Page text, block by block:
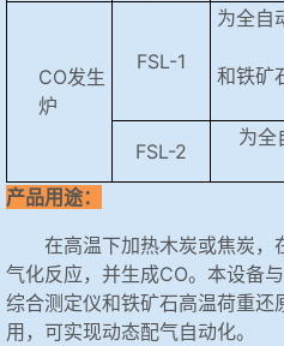
CO发生
炉
FSL-1
为全自
和铁矿
FSL-2
为全
产品用途：
在高温下加热木炭或焦炭，
气化反应，并生成CO。本设备
综合测定仪和铁矿石高温荷重还
用，可实现动态配气自动化。